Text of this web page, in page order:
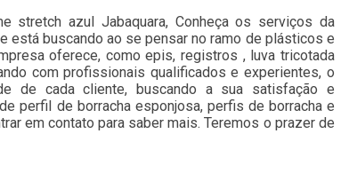
stretch azul Jabaquara, Conheça os serviços da
está buscando ao se pensar no ramo de plásticos e
oferece, como epis, registros , luva tricotada
com profissionais qualificados e experientes, o
de cada cliente, buscando a sua satisfação e
perfil de borracha esponjosa, perfis de borracha e
em contato para saber mais. Teremos o prazer de